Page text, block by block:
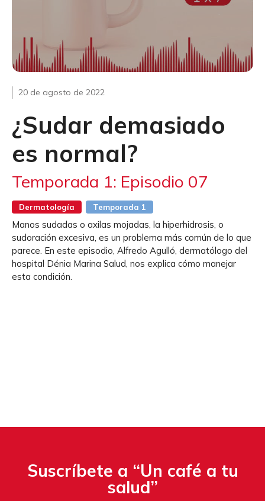
20 de agosto de 2022
¿Sudar demasiado
es normal?
Temporada 1: Episodio 07
Dermatología Temporada 1
Manos sudadas o axilas mojadas, la hiperhidrosis, o
sudoración excesiva, es un problema más común de lo que
parece. En este episodio, Alfredo Agulló, dermatólogo del
hospital Dénia Marina Salud, nos explica cómo manejar
esta condición.
Suscríbete a “Un café a tu
salud”